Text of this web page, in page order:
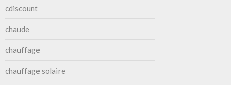
cdiscount
chaude
chauffage
chauffage solaire